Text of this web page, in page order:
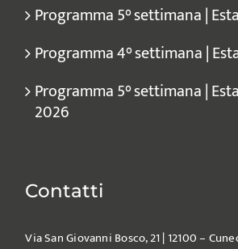
Programma 5° settimana |
Programma 4° settimana |
Programma 5° settimana |
2026
Contatti
Via San Giovanni Bosco, 21 | 12100 –